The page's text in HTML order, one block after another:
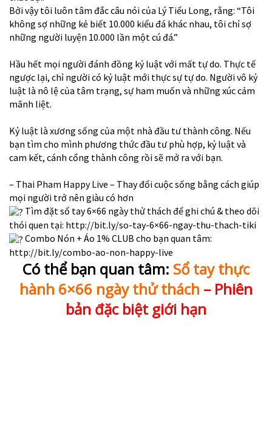
Bởi vậy tôi luôn tâm đắc câu nói của Lý Tiểu Long, rằng: “Tôi
không sợ những kẻ biết 10.000 kiểu đá khác nhau, tôi chỉ sợ
những người luyện 10.000 lần một cú đá.”
Hầu hết mọi người đánh đồng kỷ luật với mất tự do. Thực tế
ngược lại, chỉ người có kỷ luật mới thực sự tự do. Người vô kỷ
luật là nô lệ của tâm trạng, sự ham muốn và những xúc cảm
mãnh liệt.
Kỷ luật là xương sống của một nhà đầu tư thành công. Nếu
bạn tìm cho mình phương thức đầu tư phù hợp, kỷ luật và
cam kết, cánh cổng thành công rồi sẽ mở ra với bạn.
– Thai Pham Happy Live – Thay đổi cuộc sống bằng cách giúp
mọi người trở nên giàu có hơn
Tìm đặt sổ tay 6×66 ngày thử thách để ghi chú & theo dõi
thói quen tại: http://bit.ly/so-tay-6×66-ngay-thu-thach-tiki
Combo Nón + Áo 1% CLUB cho bạn quan tâm:
http://bit.ly/combo-ao-non-happy-live
Có thể bạn quan tâm: Sổ tay thực
hành 6×66 ngày thử thách – Phiên
bản đặc biệt giới hạn